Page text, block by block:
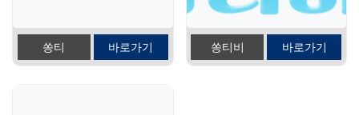
쏭티 바로가기 쏭티비 바로가기